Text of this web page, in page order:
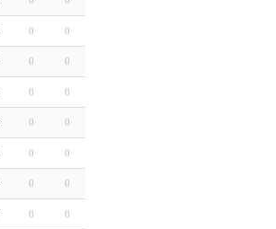
0 0
0 0
0 0
0 0
0 0
0 0
0 0